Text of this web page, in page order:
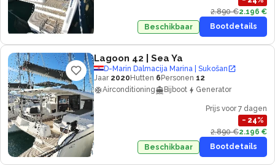
2.890 €2.196 €
Beschikbaar
Bootdetails
Lagoon 42 | Sea Ya
D-Marin Dalmacija Marina | Sukošan
Jaar 2020 Hutten 6 Personen 12
Airconditioning
Bijboot Generator
Prijs voor 7 dagen
− 24%
2.890 €2.196 €
Beschikbaar
Bootdetails